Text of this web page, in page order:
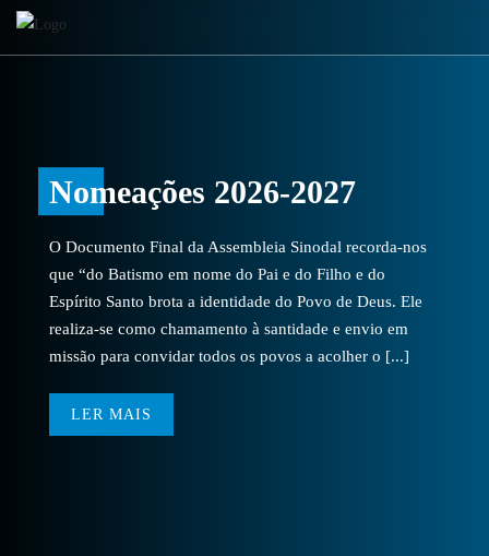
Nomeações 2026-2027
O Documento Final da Assembleia Sinodal recorda-nos
que “do Batismo em nome do Pai e do Filho e do
Espírito Santo brota a identidade do Povo de Deus. Ele
realiza-se como chamamento à santidade e envio em
missão para convidar todos os povos a acolher o [...]
LER MAIS